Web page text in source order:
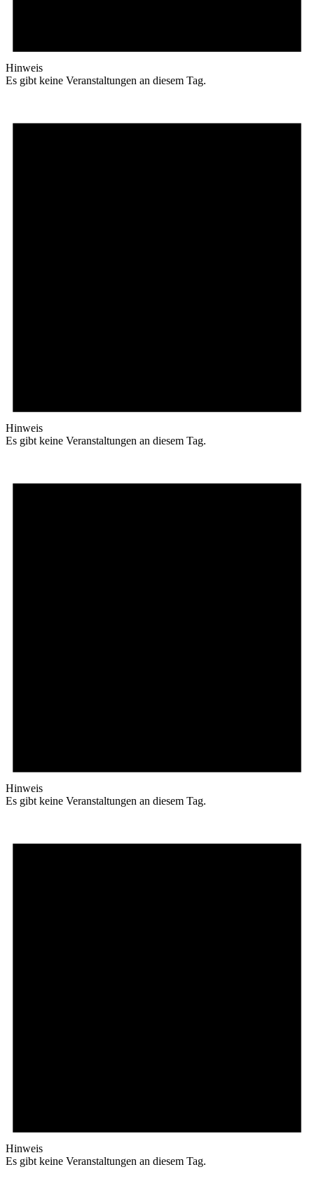
Hinweis
Es gibt keine Veranstaltungen an diesem Tag.
Hinweis
Es gibt keine Veranstaltungen an diesem Tag.
Hinweis
Es gibt keine Veranstaltungen an diesem Tag.
Hinweis
Es gibt keine Veranstaltungen an diesem Tag.